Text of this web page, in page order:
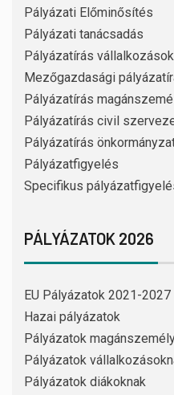
Pályázati Előminősítés
Pályázati tanácsadás
Pályázatírás
Mezőgazdasági
Pályázatírás
Pályázatírás civil
Pályázatírás
Pályázatfigyelés
Specifikus
PÁLYÁZATOK 2026
EU Pályázatok 2021-2027
Hazai pályázatok
Pályázatok
Pályázatok
Pályázatok diákoknak